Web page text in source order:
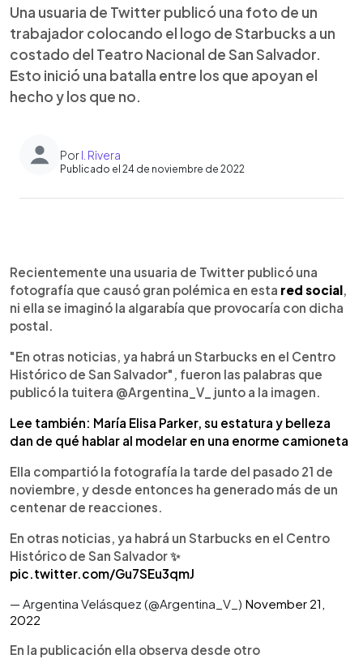
Una usuaria de Twitter publicó una foto de un
trabajador colocando el logo de Starbucks a un
costado del Teatro Nacional de San Salvador.
Esto inició una batalla entre los que apoyan el
hecho y los que no.
PorI. Rivera
Publicado el 24 de noviembre de 2022
► Escuchar artículo
Recientemente una usuaria de Twitter publicó una
fotografía que causó gran polémica en esta red social,
ni ella se imaginó la algarabía que provocaría con dicha
postal.
"En otras noticias, ya habrá un Starbucks en el Centro
Histórico de San Salvador", fueron las palabras que
publicó la tuitera @Argentina_V_ junto a la imagen.
Lee también: María Elisa Parker, su estatura y belleza
dan de qué hablar al modelar en una enorme camioneta
Ella compartió la fotografía la tarde del pasado 21 de
noviembre, y desde entonces ha generado más de un
centenar de reacciones.
En otras noticias, ya habrá un Starbucks en el Centro
Histórico de San Salvador ✨
pic.twitter.com/Gu7SEu3qmJ
— Argentina Velásquez (@Argentina_V_) November 21,
2022
En la publicación ella observa desde otro